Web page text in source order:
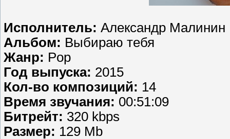
Исполнитель: Александр Малинин
Альбом: Выбираю тебя
Жанр: Pop
Год выпуска: 2015
Кол-во композиций: 14
Время звучания: 00:51:09
Битрейт: 320 kbps
Размер: 129 Mb